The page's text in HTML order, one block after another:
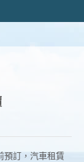
預訂，汽車租賃